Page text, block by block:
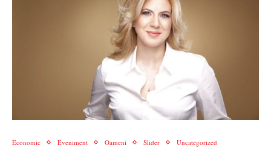
Economic Eveniment Oameni Slider Uncategorized